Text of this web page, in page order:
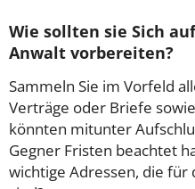
Wie sollten sie Sich
Anwalt vorbereiten?
Sammeln Sie im Vorfeld
Verträge oder Briefe
könnten mitunter
Gegner Fristen beachtet
wichtige Adressen, die für